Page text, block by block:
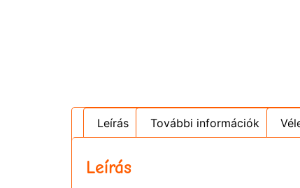
Leírás További információk
Leírás